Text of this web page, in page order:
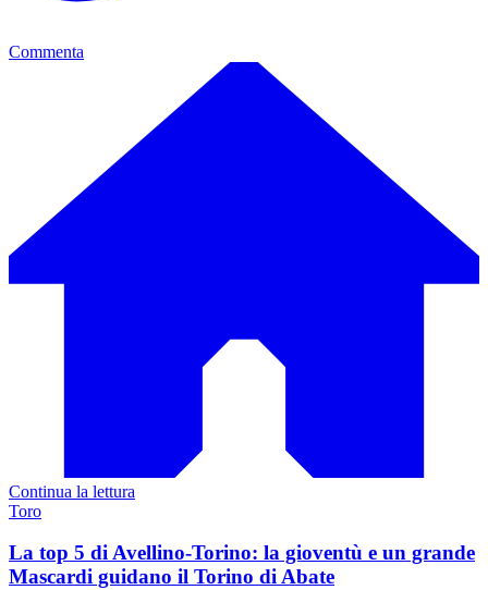
Commenta
Continua la lettura
Toro
La top 5 di Avellino-Torino: la gioventù e un grande
Mascardi guidano il Torino di Abate